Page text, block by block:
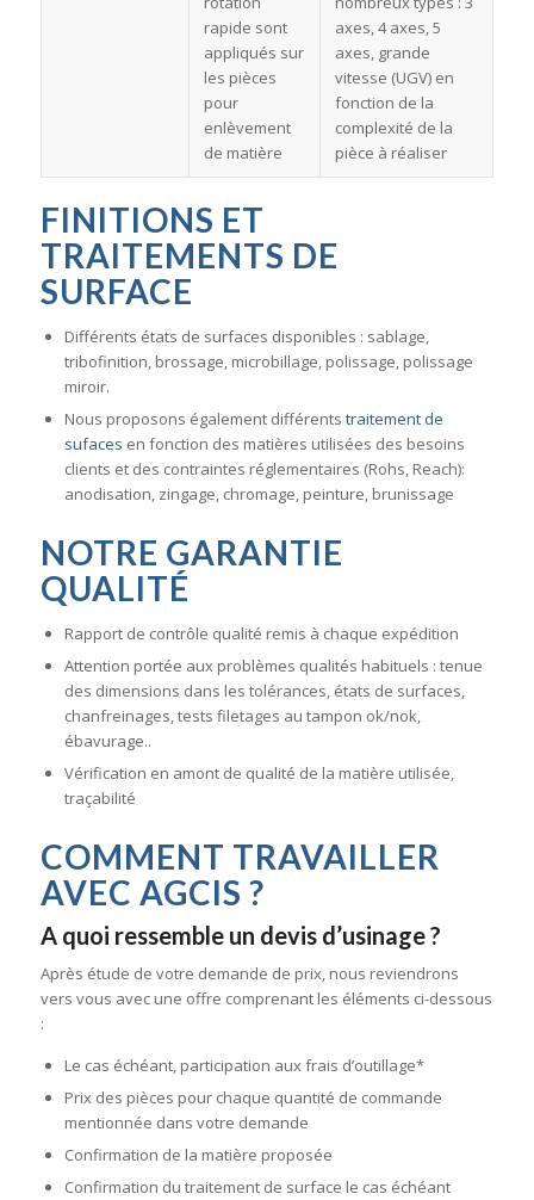
rapide sont
appliqués sur
les pièces
pour
enlèvement
de matière
axes, 4 axes, 5
axes, grande
vitesse (UGV) en
fonction de la
complexité de la
pièce à réaliser
FINITIONS ET
TRAITEMENTS DE
SURFACE
Différents états de surfaces disponibles : sablage,
tribofinition, brossage, microbillage, polissage, polissage
miroir.
Nous proposons également différents traitement de
sufaces en fonction des matières utilisées des besoins
clients et des contraintes réglementaires (Rohs, Reach):
anodisation, zingage, chromage, peinture, brunissage
NOTRE GARANTIE
QUALITÉ
Rapport de contrôle qualité remis à chaque expédition
Attention portée aux problèmes qualités habituels : tenue
des dimensions dans les tolérances, états de surfaces,
chanfreinages, tests filetages au tampon ok/nok,
ébavurage..
Vérification en amont de qualité de la matière utilisée,
traçabilité
COMMENT TRAVAILLER
AVEC AGCIS ?
A quoi ressemble un devis d’usinage ?
Après étude de votre demande de prix, nous reviendrons
vers vous avec une offre comprenant les éléments ci-dessous
:
Le cas échéant, participation aux frais d’outillage*
Prix des pièces pour chaque quantité de commande
mentionnée dans votre demande
Confirmation de la matière proposée
Confirmation du traitement de surface le cas échéant